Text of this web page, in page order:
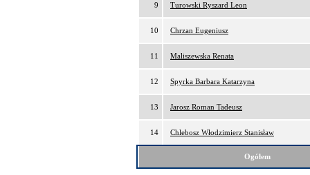
9 Turowski Ryszard Leon
10 Chrzan Eugeniusz
11 Maliszewska Renata
12 Spyrka Barbara Katarzyna
13 Jarosz Roman Tadeusz
14 Chlebosz Włodzimierz Stanisław
Ogółem